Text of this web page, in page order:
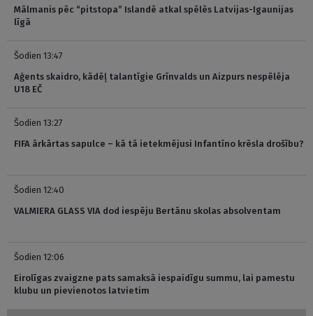
Mālmanis pēc “pitstopa” Islandē atkal spēlēs Latvijas-Igaunijas
līgā
Šodien 13:47
Aģents skaidro, kādēļ talantīgie Grīnvalds un Aizpurs nespēlēja
U18 EČ
Šodien 13:27
FIFA ārkārtas sapulce – kā tā ietekmējusi Infantīno krēsla drošību?
Šodien 12:40
VALMIERA GLASS VIA dod iespēju Bertānu skolas absolventam
Šodien 12:06
Eirolīgas zvaigzne pats samaksā iespaidīgu summu, lai pamestu
klubu un pievienotos latvietim